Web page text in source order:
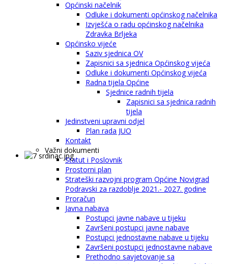
Općinski načelnik
Odluke i dokumenti općinskog načelnika
Izvješća o radu općinskog načelnika
Zdravka Brljeka
Općinsko vijeće
Saziv sjednica OV
Zapisnici sa sjednica Općinskog vijeća
Odluke i dokumenti Općinskog vijeća
Radna tijela Općine
Sjednice radnih tijela
Zapisnici sa sjednica radnih
tijela
Jedinstveni upravni odjel
Plan rada JUO
Kontakt
Važni dokumenti
Statut i Poslovnik
Prostorni plan
Strateški razvojni program Općine Novigrad
Podravski za razdoblje 2021.- 2027. godine
Proračun
Javna nabava
Postupci javne nabave u tijeku
Završeni postupci javne nabave
Postupci jednostavne nabave u tijeku
Završeni postupci jednostavne nabave
Prethodno savjetovanje sa